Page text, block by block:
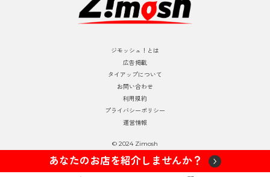
ジモッシュ！とは
広告掲載
タイアップについて
お問い合わせ
利用規約
プライバシーポリシー
運営情報
© 2024 Zimosh
あなたのお店を紹介しませんか？